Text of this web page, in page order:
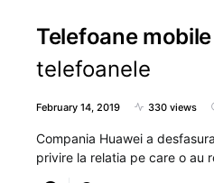
Telefoane mobile
telefoanele
February 14, 2019 330 views
Compania Huawei a
privire la relatia pe care o au